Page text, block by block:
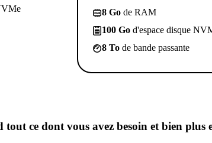
8 Go de RAM
100 Go d'espace disque
8 To de bande passante
tout ce dont vous avez besoin et bien plus